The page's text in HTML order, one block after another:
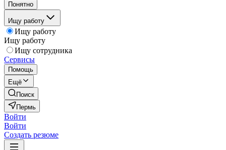
Понятно
Ищу работу
Ищу работу
Ищу работу
Ищу сотрудника
Сервисы
Помощь
Ещё
Поиск
Пермь
Войти
Войти
Создать резюме